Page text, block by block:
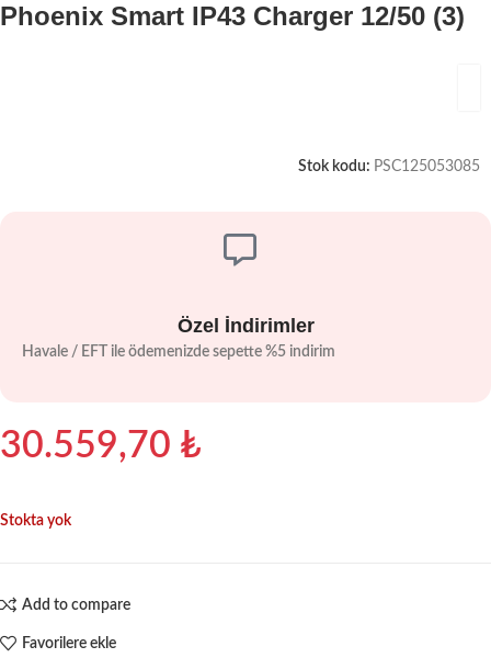
Phoenix Smart IP43 Charger 12/50 (3)
Stok kodu: PSC125053085
Özel İndirimler
Havale / EFT ile ödemenizde sepette %5 indirim
30.559,70 ₺
Stokta yok
Add to compare
Favorilere ekle